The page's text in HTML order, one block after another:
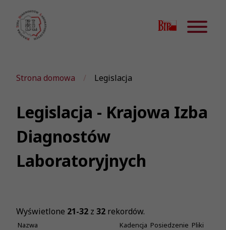
Strona domowa Legislacja
Legislacja - Krajowa Izba
Diagnostów
Laboratoryjnych
Wyświetlone 21-32 z 32 rekordów.
Nazwa Kadencja Posiedzenie Pliki